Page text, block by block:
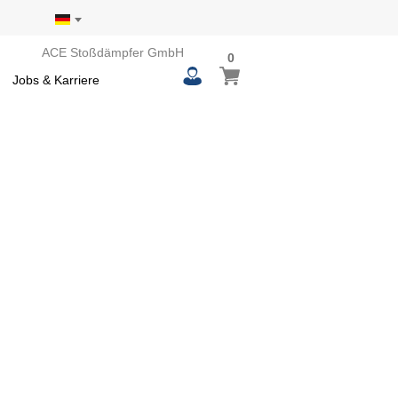
ACE Stoßdämpfer GmbH
Jobs & Karriere
Mein Warenkorb
00
items